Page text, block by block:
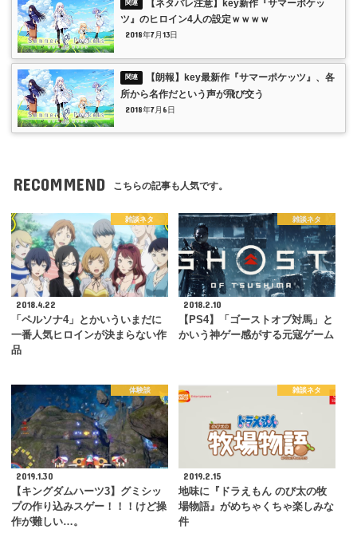
【ネタバレ注意】key新作『サマーポケッ
ツ』のヒロイン4人の設定ｗｗｗｗ
2018年7月13日
【朗報】key最新作『サマーポケッツ』、各
所から名作だという声が飛び交う
2018年7月6日
RECOMMEND こちらの記事も人気です。
雑談ネタ
2018.4.22
「ペルソナ4」とかいういまだに
一番人気ヒロインが決まらない作
品
雑談ネタ
2018.2.10
【PS4】「ゴーストオブ対馬」と
かいう神ゲー感がする元寇ゲーム
体験談
2019.1.30
【キングダムハーツ3】グミシッ
プの作り込みスゲー！！！けど操
作が難しい…。
雑談ネタ
2019.2.15
地味に『ドラえもん のび太の牧
場物語』がめちゃくちゃ楽しみな
件